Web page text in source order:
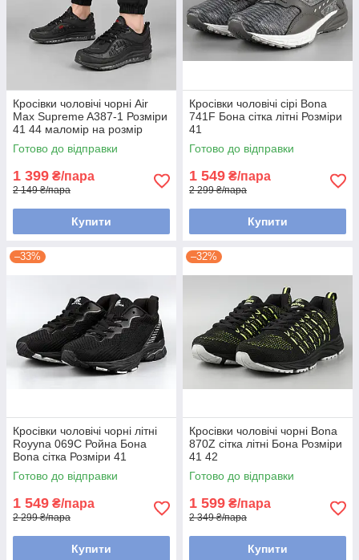
Кросівки чоловічі чорні Air
Max Supreme A387-1 Розміри
41 44 маломір на розмір
Готово до відправки
1 399 ₴/пара
2 149 ₴/пара
Купити
Кросівки чоловічі сірі Bona
741F Бона сітка літні Розміри
41
Готово до відправки
1 549 ₴/пара
2 299 ₴/пара
Купити
–33%
Кросівки чоловічі чорні літні
Royyna 069C Ройна Бона
Bona сітка Розміри 41
Готово до відправки
1 549 ₴/пара
2 299 ₴/пара
Купити
–32%
Кросівки чоловічі чорні Bona
870Z сітка літні Бона Розміри
41 42
Готово до відправки
1 599 ₴/пара
2 349 ₴/пара
Купити